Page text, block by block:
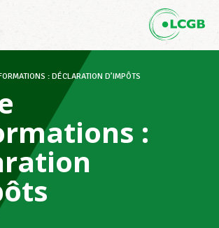
DE
syndicales
: DÉCLARATION D’IMPÔTS
: